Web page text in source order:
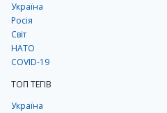
Україна
Росія
Світ
НАТО
COVID-19
ТОП ТЕГІВ
Україна